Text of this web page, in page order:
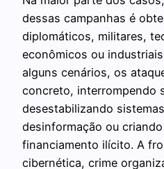
dessas campanhas é
diplomáticos, militares,
econômicos ou
alguns cenários, os
concreto, interrompendo
desestabilizando
desinformação ou
financiamento ilícito. A
cibernética, crime